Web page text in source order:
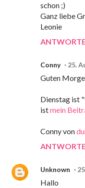
schon ;)
Ganz liebe
Leonie
Conny 25.
Guten
Dienstag ist
istmein
Conny von
Unknown
Hallo